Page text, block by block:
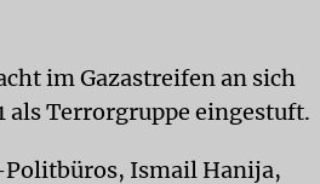
im Gazastreifen an sich
als Terrorgruppe eingestuft.
Politbüros, Ismail Hanija,